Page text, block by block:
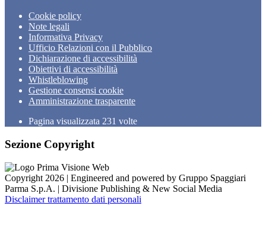
Cookie policy
Note legali
Informativa Privacy
Ufficio Relazioni con il Pubblico
Dichiarazione di accessibilità
Obiettivi di accessibilità
Whistleblowing
Gestione consensi cookie
Amministrazione trasparente
Pagina visualizzata 231 volte
Sezione Copyright
Copyright 2026 | Engineered and powered by Gruppo Spaggiari
Parma S.p.A. | Divisione Publishing & New Social Media
Disclaimer trattamento dati personali